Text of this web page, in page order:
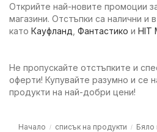
Открийте най-новите промоции
магазини. Отстъпки са налични и
като Кауфланд Фантастико и HIT
Не пропускайте отстъпките и
оферти! Купувайте разумно и се
продукти на най-добри цени!
Начало списък на продукти Бяло